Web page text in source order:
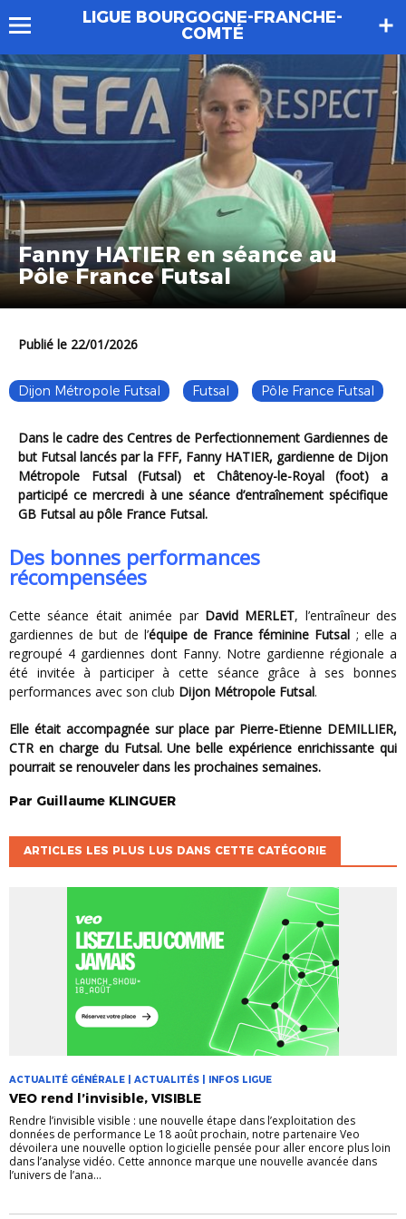
LIGUE BOURGOGNE-FRANCHE-
COMTÉ
Fanny HATIER en séance au
Pôle France Futsal
Publié le 22/01/2026
Dijon Métropole Futsal Futsal Pôle France Futsal
Dans le cadre des Centres de Perfectionnement Gardiennes de
but Futsal lancés par la FFF, Fanny HATIER, gardienne de Dijon
Métropole Futsal (Futsal) et Châtenoy-le-Royal (foot) a
participé ce mercredi à une séance d’entraînement spécifique
GB Futsal au pôle France Futsal.
Des bonnes performances
récompensées
Cette séance était animée par David MERLET, l’entraîneur des
gardiennes de but de l’équipe de France féminine Futsal ; elle a
regroupé 4 gardiennes dont Fanny. Notre gardienne régionale a
été invitée à participer à cette séance grâce à ses bonnes
performances avec son club Dijon Métropole Futsal.
Elle était accompagnée sur place par Pierre-Etienne DEMILLIER,
CTR en charge du Futsal. Une belle expérience enrichissante qui
pourrait se renouveler dans les prochaines semaines.
Par Guillaume KLINGUER
ARTICLES LES PLUS LUS DANS CETTE CATÉGORIE
ACTUALITÉ GÉNÉRALE | ACTUALITÉS | INFOS LIGUE
VEO rend l’invisible, VISIBLE
Rendre l’invisible visible : une nouvelle étape dans l’exploitation des
données de performance Le 18 août prochain, notre partenaire Veo
dévoilera une nouvelle option logicielle pensée pour aller encore plus loin
dans l’analyse vidéo. Cette annonce marque une nouvelle avancée dans
l’univers de l’ana...